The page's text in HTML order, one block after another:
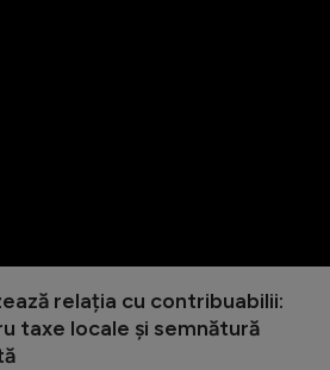
relația cu contribuabilii:
taxe locale și semnătură